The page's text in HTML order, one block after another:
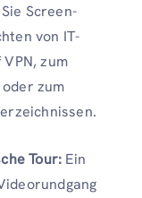
Screen-
von IT-
zum
zum
Tour: Ein